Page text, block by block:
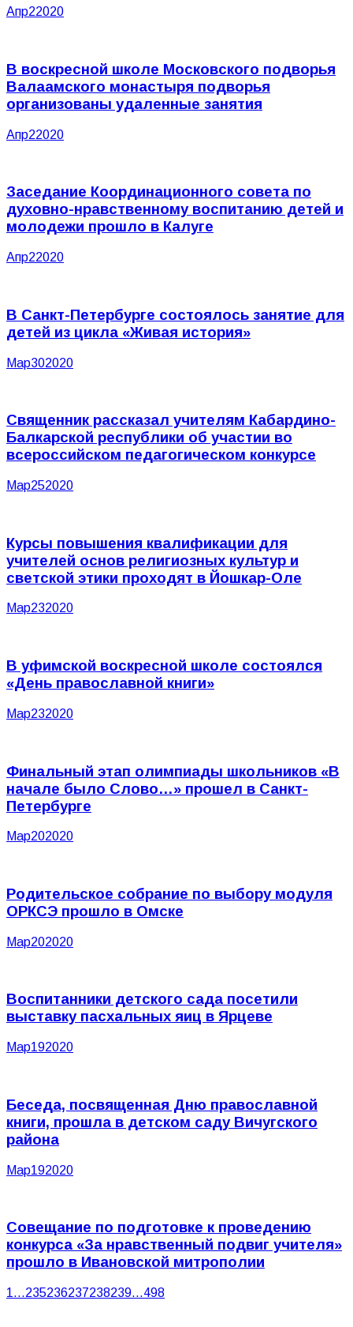
Апр22020
В воскресной школе Московского подворья
Валаамского монастыря подворья
организованы удаленные занятия
Апр22020
Заседание Координационного совета по
духовно-нравственному воспитанию детей и
молодежи прошло в Калуге
Апр22020
В Санкт-Петербурге состоялось занятие для
детей из цикла «Живая история»
Мар302020
Священник рассказал учителям Кабардино-
Балкарской республики об участии во
всероссийском педагогическом конкурсе
Мар252020
Курсы повышения квалификации для
учителей основ религиозных культур и
светской этики проходят в Йошкар-Оле
Мар232020
В уфимской воскресной школе состоялся
«День православной книги»
Мар232020
Финальный этап олимпиады школьников «В
начале было Слово…» прошел в Санкт-
Петербурге
Мар202020
Родительское собрание по выбору модуля
ОРКСЭ прошло в Омске
Мар202020
Воспитанники детского сада посетили
выставку пасхальных яиц в Ярцеве
Мар192020
Беседа, посвященная Дню православной
книги, прошла в детском саду Вичугского
района
Мар192020
Совещание по подготовке к проведению
конкурса «За нравственный подвиг учителя»
прошло в Ивановской митрополии
1…235236237238239…498